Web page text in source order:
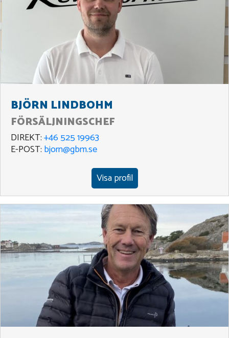
BJÖRN LINDBOHM
FÖRSÄLJNINGSCHEF
DIREKT:+46 525 19963
E-POST: bjorn@gbm.se
Visa profil